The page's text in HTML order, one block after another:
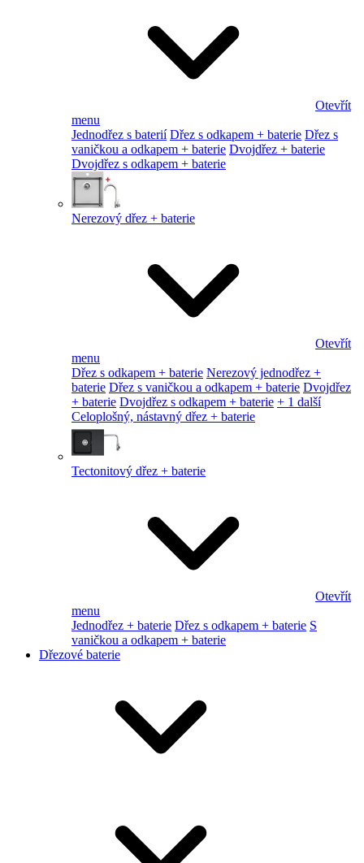
Otevřít
menu
Jednodřez s baterií Dřez s odkapem + baterie Dřez s
vaničkou a odkapem + baterie Dvojdřez + baterie
Dvojdřez s odkapem + baterie
Nerezový dřez + baterie
Otevřít
menu
Dřez s odkapem + baterie Nerezový jednodřez +
baterie Dřez s vaničkou a odkapem + baterie Dvojdřez
+ baterie Dvojdřez s odkapem + baterie + 1 další
Celoplošný, nástavný dřez + baterie
Tectonitový dřez + baterie
Otevřít
menu
Jednodřez + baterie Dřez s odkapem + baterie S
vaničkou a odkapem + baterie
Dřezové baterie